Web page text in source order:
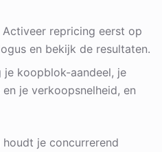
repricing eerst op
en bekijk de resultaten.
je koopblok-aandeel, je
je verkoopsnelheid, en
je concurrerend